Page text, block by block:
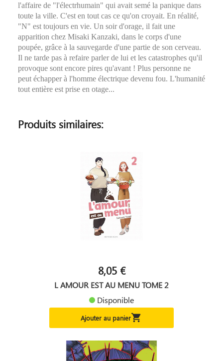
l'affaire de "l'électrhumain" qui avait semé la panique dans
toute la ville. C'est en tout cas ce qu'on croyait. En réalité,
"N" est toujours en vie. Un soir d'orage, il fait une
apparition chez Misaki Kanzaki, dans le corps d'une
poupée, grâce à la sauvegarde d'une partie de son cerveau.
Il ne tarde pas à refaire parler de lui et les catastrophes qu'il
provoque sont encore pires qu'avant ! Plus personne ne
peut échapper à l'homme électrique devenu fou. L'humanité
tout entière est prise en otage...
Produits similaires:
8,05 €
L AMOUR EST AU MENU TOME 2
Disponible
Ajouter au panier